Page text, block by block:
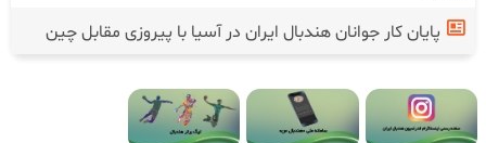
پایان کار جوانان هندبال ایران در آسیا با پیروزی مقابل چین